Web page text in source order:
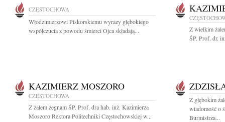
CZĘSTOCHOWA
Włodzimierzowi Piskorskiemu wyrazy głębokiego
współczucia z powodu śmierci Ojca składają...
Z wielkim
ŚP. Prof. dr.
KAZIMIERZ MOSZORO
CZĘSTOCHOWA
Z żalem żegnam ŚP. Prof. dra hab. inż. Kazimierza
Moszoro Rektora Politechniki Częstochowskiej w...
Z głębokim
wiadomość o
Burmistrza...